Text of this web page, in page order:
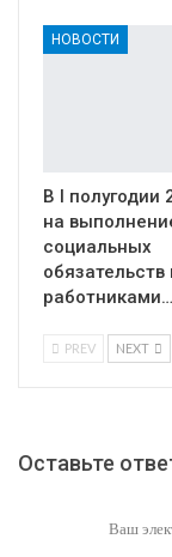
НОВОСТИ
В I полугодии
на
социальных
работниками…
PREV NEXT
Оставьте
Ваш